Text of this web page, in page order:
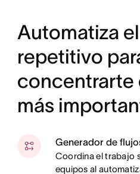
Automatiza
repetitivo
concentrarte
más
Generador de
Coordina el trabajo
equipos al